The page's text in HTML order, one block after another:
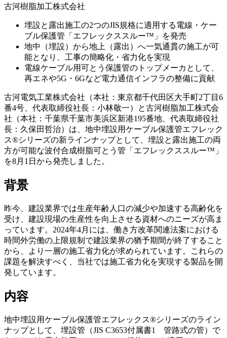
古河樹脂加工株式会社
埋設と露出施工の2つのJIS規格に適用する電線・ケー
ブル保護管「エフレックススルー™」を発売
地中（埋設）から地上（露出）へ一気通貫の施工が可
能となり、工事の簡略化・省力化を実現
電線ケーブル用可とう保護管のトップメーカとして、
再エネや5G・6Gなど電力通信インフラの整備に貢献
古河電気工業株式会社（本社：東京都千代田区大手町2丁目6
番4号、代表取締役社長：小林敬一）と古河樹脂加工株式会
社（本社：千葉県千葉市美浜区新港195番地、代表取締役社
長：久保田哲治）は、地中埋設用ケーブル保護管エフレック
ス®シリーズの新ラインナップとして、埋設と露出施工の両
方が可能な波付合成樹脂可とう管「エフレックススルー™」
を8月1日から発売しました。
背景
昨今、建設業界では生産年齢人口の減少や加速する高齢化を
受け、建設現場の生産性を向上させる資材へのニーズが高ま
っています。2024年4月には、働き方改革関連法案における
時間外労働の上限規制で建設業界の猶予期間が終了すること
から、より一層の施工省力化が求められています。これらの
課題を解決すべく、当社では施工省力化を実現する製品を開
発しています。
内容
地中埋設用ケーブル保護管エフレックス®シリーズのライン
ナップとして、埋設管（JIS C3653付属書1 管路式の管）で